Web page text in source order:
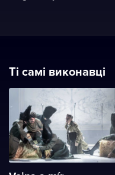
Ті самі виконавці